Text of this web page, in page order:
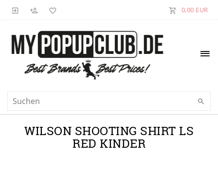
0,00 EUR
WILSON SHOOTING SHIRT LS
RED KINDER